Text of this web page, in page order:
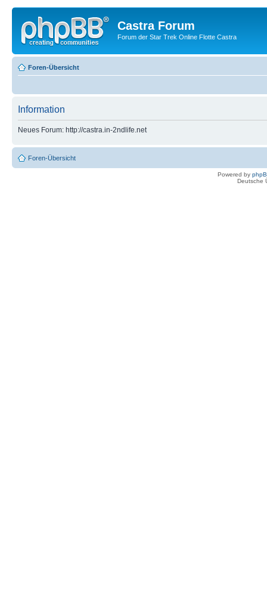
Castra Forum
Forum der Star Trek Online Flotte Castra
Foren-Übersicht
Information
Neues Forum: http://castra.in-2ndlife.net
Foren-Übersicht
Powered by
Deutsche